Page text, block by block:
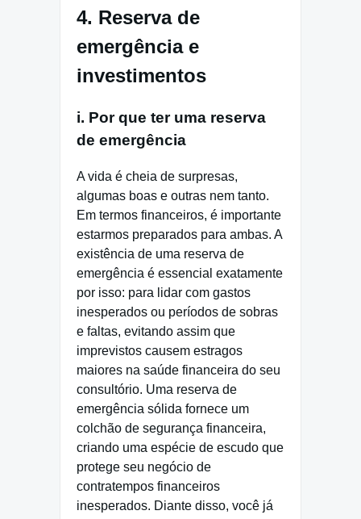
4. Reserva de
emergência e
investimentos
i. Por que ter uma reserva
de emergência
A vida é cheia de surpresas,
algumas boas e outras nem tanto.
Em termos financeiros, é importante
estarmos preparados para ambas. A
existência de uma reserva de
emergência é essencial exatamente
por isso: para lidar com gastos
inesperados ou períodos de sobras
e faltas, evitando assim que
imprevistos causem estragos
maiores na saúde financeira do seu
consultório. Uma reserva de
emergência sólida fornece um
colchão de segurança financeira,
criando uma espécie de escudo que
protege seu negócio de
contratempos financeiros
inesperados. Diante disso, você já